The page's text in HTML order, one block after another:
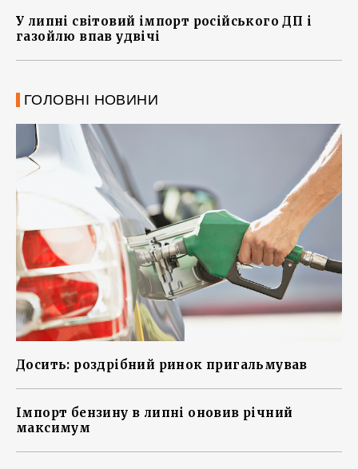
У липні світовий імпорт російського ДП і
газойлю впав удвічі
ГОЛОВНІ НОВИНИ
Досить: роздрібний ринок пригальмував
Імпорт бензину в липні оновив річний
максимум